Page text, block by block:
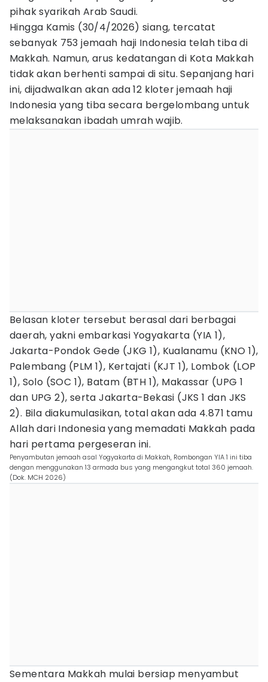
pihak syarikah Arab Saudi.
Hingga Kamis (30/4/2026) siang, tercatat
sebanyak 753 jemaah haji Indonesia telah tiba di
Makkah. Namun, arus kedatangan di Kota Makkah
tidak akan berhenti sampai di situ. Sepanjang hari
ini, dijadwalkan akan ada 12 kloter jemaah haji
Indonesia yang tiba secara bergelombang untuk
melaksanakan ibadah umrah wajib.
Belasan kloter tersebut berasal dari berbagai
daerah, yakni embarkasi Yogyakarta (YIA 1),
Jakarta-Pondok Gede (JKG 1), Kualanamu (KNO 1),
Palembang (PLM 1), Kertajati (KJT 1), Lombok (LOP
1), Solo (SOC 1), Batam (BTH 1), Makassar (UPG 1
dan UPG 2), serta Jakarta-Bekasi (JKS 1 dan JKS
2). Bila diakumulasikan, total akan ada 4.871 tamu
Allah dari Indonesia yang memadati Makkah pada
hari pertama pergeseran ini.
Penyambutan jemaah asal Yogyakarta di Makkah, Rombongan YIA 1 ini tiba
dengan menggunakan 13 armada bus yang mengangkut total 360 jemaah.
(Dok. MCH 2026)
Sementara Makkah mulai bersiap menyambut